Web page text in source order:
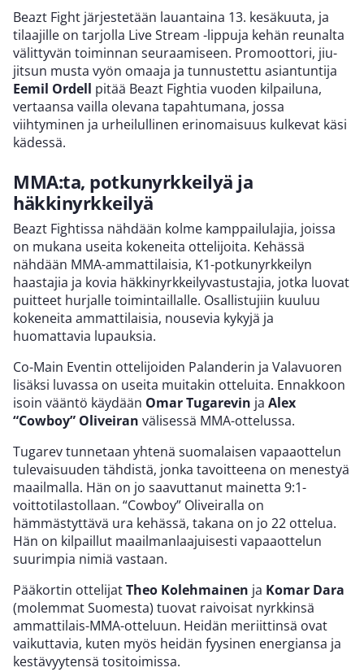
Beazt Fight järjestetään lauantaina 13. kesäkuuta, ja
tilaajille on tarjolla Live Stream -lippuja kehän reunalta
välittyvän toiminnan seuraamiseen. Promoottori, jiu-
jitsun musta vyön omaaja ja tunnustettu asiantuntija
Eemil Ordell pitää Beazt Fightia vuoden kilpailuna,
vertaansa vailla olevana tapahtumana, jossa
viihtyminen ja urheilullinen erinomaisuus kulkevat käsi
kädessä.
MMA:ta, potkunyrkkeilyä ja
häkkinyrkkeilyä
Beazt Fightissa nähdään kolme kamppailulajia, joissa
on mukana useita kokeneita ottelijoita. Kehässä
nähdään MMA-ammattilaisia, K1-potkunyrkkeilyn
haastajia ja kovia häkkinyrkkeilyvastustajia, jotka luovat
puitteet hurjalle toimintaillalle. Osallistujiin kuuluu
kokeneita ammattilaisia, nousevia kykyjä ja
huomattavia lupauksia.
Co-Main Eventin ottelijoiden Palanderin ja Valavuoren
lisäksi luvassa on useita muitakin otteluita. Ennakkoon
isoin vääntö käydään Omar Tugarevin ja Alex
“Cowboy” Oliveiran välisessä MMA-ottelussa.
Tugarev tunnetaan yhtenä suomalaisen vapaaottelun
tulevaisuuden tähdistä, jonka tavoitteena on menestyä
maailmalla. Hän on jo saavuttanut mainetta 9:1-
voittotilastollaan. “Cowboy” Oliveiralla on
hämmästyttävä ura kehässä, takana on jo 22 ottelua.
Hän on kilpaillut maailmanlaajuisesti vapaaottelun
suurimpia nimiä vastaan.
Pääkortin ottelijatTheo Kolehmainen ja Komar Dara
(molemmat Suomesta) tuovat raivoisat nyrkkinsä
ammattilais-MMA-otteluun. Heidän meriittinsä ovat
vaikuttavia, kuten myös heidän fyysinen energiansa ja
kestävyytensä tositoimissa.